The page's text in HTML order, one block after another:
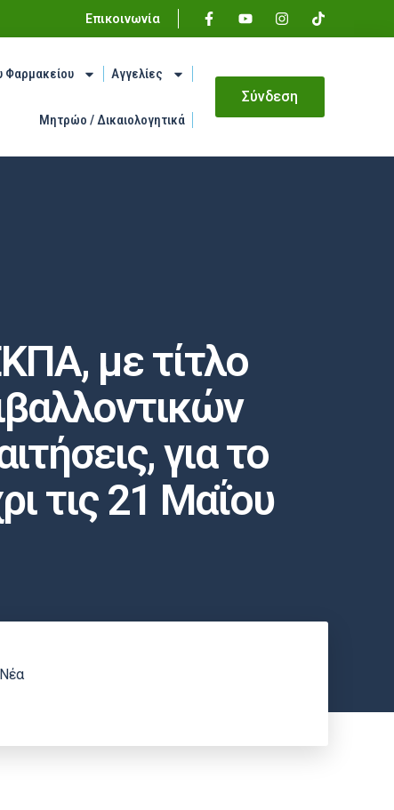
Επικοινωνία
Φαρμακείου Αγγελίες
Μητρώο / Δικαιολογητικά
Σύνδεση
με τίτλο
για το
τις 21 Μαΐου